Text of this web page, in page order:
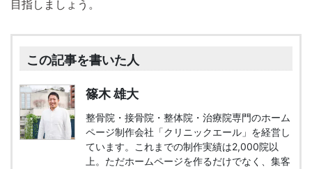
目指しましょう。
この記事を書いた人
篠木 雄大
整骨院・接骨院・整体院・治療院専門のホーム
ページ制作会社「クリニックエール」を経営し
ています。これまでの制作実績は2,000院以
上。ただホームページを作るだけでなく、集客